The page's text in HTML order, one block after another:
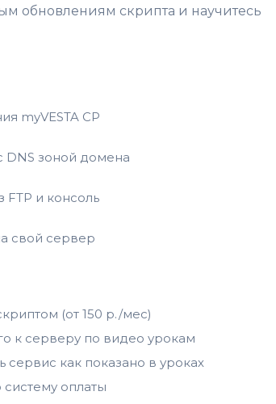
обновлениям скрипта и научитесь
myVESTA CP
DNS зоной домена
FTP и консоль
свой сервер
(от 150 р./мес)
к серверу по видео урокам
сервис как показано в уроках
оплаты